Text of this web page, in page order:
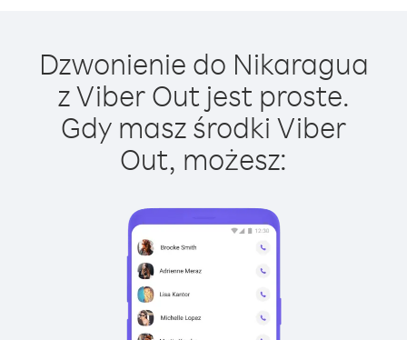
Dzwonienie do Nikaragua
z Viber Out jest proste.
Gdy masz środki Viber
Out, możesz: